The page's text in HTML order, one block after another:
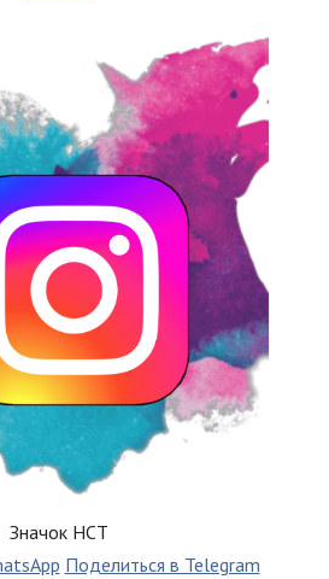
Значок НСТ
Поделиться в Telegram